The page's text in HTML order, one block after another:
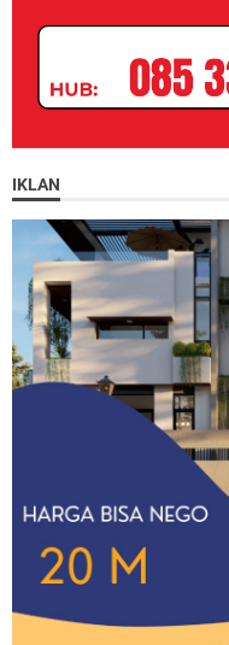
IKLAN